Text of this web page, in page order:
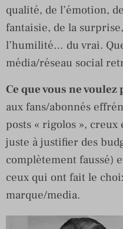
qualité, de l’émotion,
fantaisie, de la
l’humilité… du vrai.
média/réseau social
Ce que vous ne voulez
aux fans/abonnés
posts « rigolos »,
juste à justifier des
complètement faussé)
ceux qui ont fait le
marque/media.